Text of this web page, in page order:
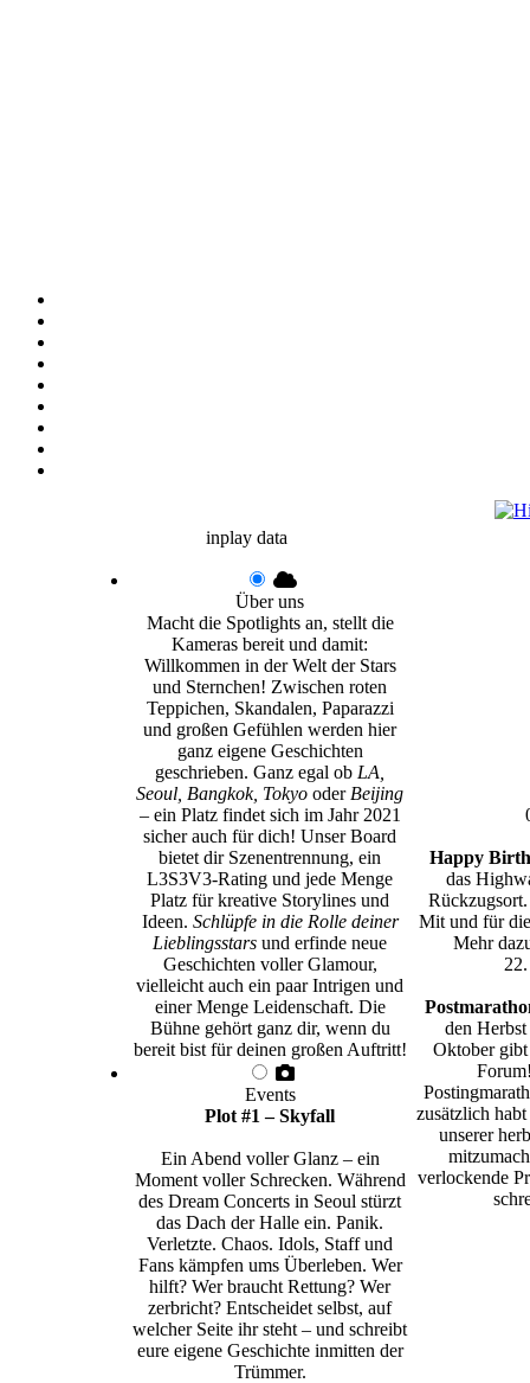
inplay data
Über uns
Macht die Spotlights an, stellt die
Kameras bereit und damit:
Willkommen in der Welt der Stars
und Sternchen! Zwischen roten
Teppichen, Skandalen, Paparazzi
und großen Gefühlen werden hier
ganz eigene Geschichten
geschrieben. Ganz egal ob LA,
Seoul, Bangkok, Tokyo oder Beijing
– ein Platz findet sich im Jahr 2021
sicher auch für dich! Unser Board
bietet dir Szenentrennung, ein
L3S3V3-Rating und jede Menge
Platz für kreative Storylines und
Ideen. Schlüpfe in die Rolle deiner
Lieblingsstars und erfinde neue
Geschichten voller Glamour,
vielleicht auch ein paar Intrigen und
einer Menge Leidenschaft. Die
Bühne gehört ganz dir, wenn du
bereit bist für deinen großen Auftritt!
Events
Plot #1 – Skyfall
Ein Abend voller Glanz – ein
Moment voller Schrecken. Während
des Dream Concerts in Seoul stürzt
das Dach der Halle ein. Panik.
Verletzte. Chaos. Idols, Staff und
Fans kämpfen ums Überleben. Wer
hilft? Wer braucht Rettung? Wer
zerbricht? Entscheidet selbst, auf
welcher Seite ihr steht – und schreibt
eure eigene Geschichte inmitten der
Trümmer.
Happy
das
Mit und für
Mehr
den
Oktober
zusätzlich
unserer
verlockende